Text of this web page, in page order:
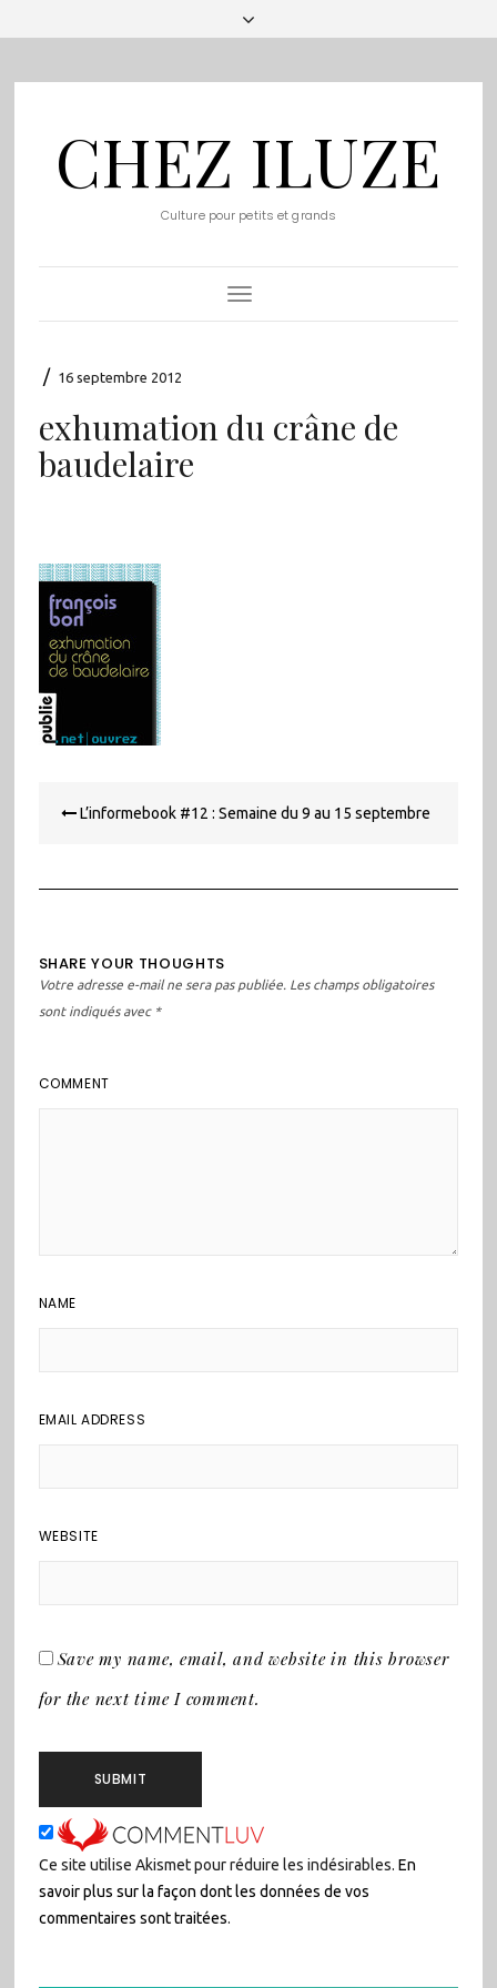
CHEZ ILUZE
Culture pour petits et grands
Toggle
Navigation
/ 16 septembre 2012
exhumation du crâne de
baudelaire
de L’informebook #12 : Semaine du 9 au 15 septembre
SHARE YOUR THOUGHTS
Votre adresse e-mail ne sera pas publiée. Les champs obligatoires
sont indiqués avec *
COMMENT
NAME
EMAIL ADDRESS
WEBSITE
Save my name, email, and website in this browser
for the next time I comment.
Ce site utilise Akismet pour réduire les indésirables. En
savoir plus sur la façon dont les données de vos
commentaires sont traitées.